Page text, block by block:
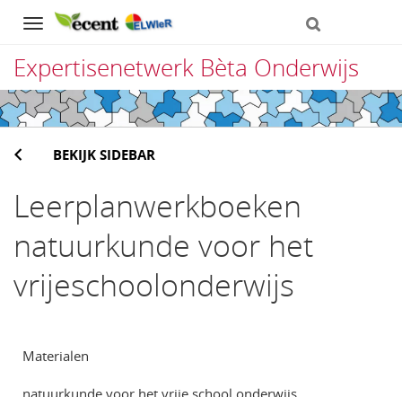
Navigation
Expertisenetwerk Bèta Onderwijs
Direct
naar
het
inhoud
BEKIJK SIDEBAR
Leerplanwerkboeken
natuurkunde voor het
vrijeschoolonderwijs
Materialen